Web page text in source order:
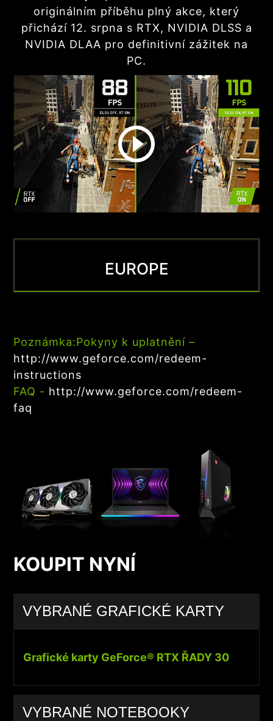
originálním příběhu plný akce, který
přichází 12. srpna s RTX, NVIDIA DLSS a
NVIDIA DLAA pro definitivní zážitek na
PC.
EUROPE
Poznámka:Pokyny k uplatnění –
http://www.geforce.com/redeem-
instructions
FAQ - http://www.geforce.com/redeem-
faq
KOUPIT NYNÍ
VYBRANÉ GRAFICKÉ KARTY
Grafické karty GeForce® RTX ŘADY 30
VYBRANÉ NOTEBOOKY